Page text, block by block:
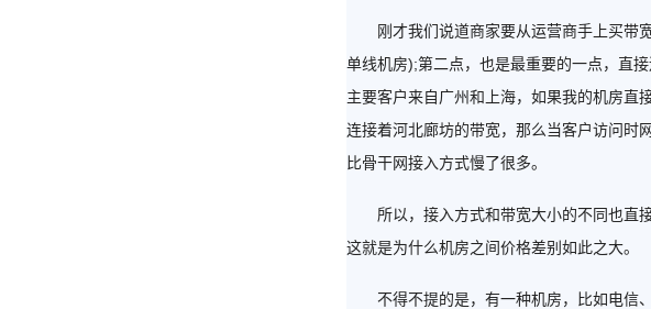
刚才我们说道商家要从运营商手上买带宽
单线机房);第二点，也是最重要的一点，直
主要客户来自广州和上海，如果我的机房直
连接着河北廊坊的带宽，那么当客户访问时
比骨干网接入方式慢了很多。
所以，接入方式和带宽大小的不同也直接
这就是为什么机房之间价格差别如此之大。
不得不提的是，有一种机房，比如电信、